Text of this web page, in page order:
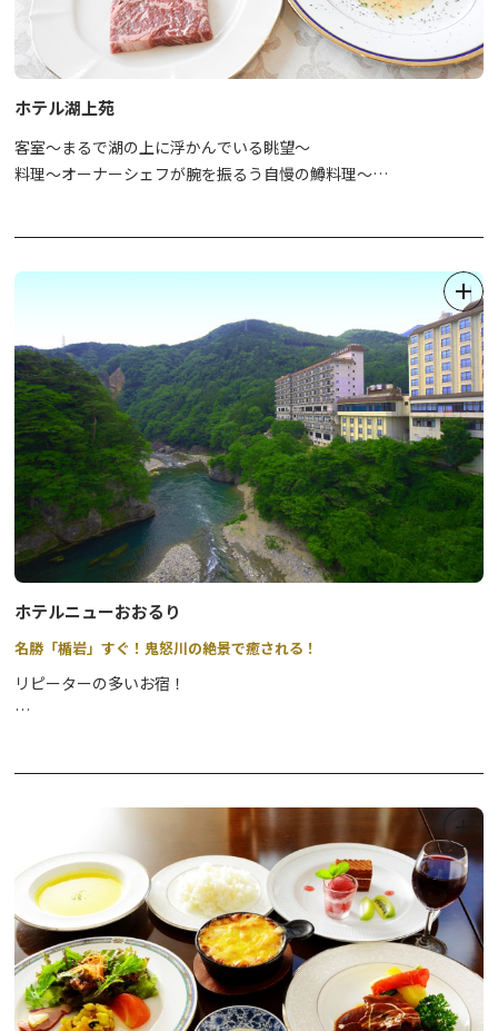
ホテル湖上苑
客室～まるで湖の上に浮かんでいる眺望～
料理～オーナーシェフが腕を振るう自慢の鱒料理～
ホテルニューおおるり
名勝「楯岩」すぐ！鬼怒川の絶景で癒される！
リピーターの多いお宿！